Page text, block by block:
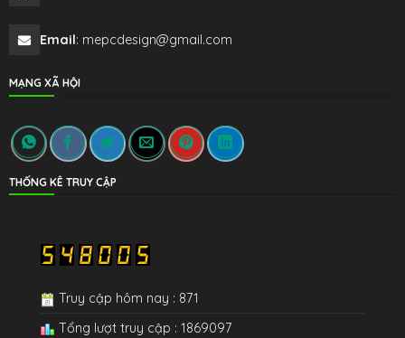
Email: mepcdesign@gmail.com
MẠNG XÃ HỘI
THỐNG KÊ TRUY CẬP
Truy cập hôm nay : 871
Tổng lượt truy cập : 1869097